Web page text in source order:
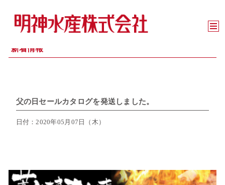
新着情報
父の日セールカタログを発送しました。
日付：2020年05月07日（木）